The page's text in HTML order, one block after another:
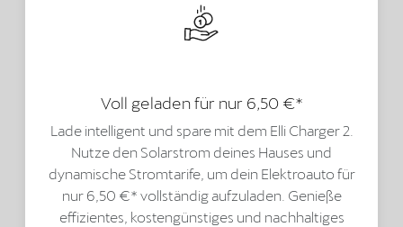
Voll geladen für nur 6,50 €*
Lade intelligent und spare mit dem Elli Charger 2.
Nutze den Solarstrom deines Hauses und
dynamische Stromtarife, um dein Elektroauto für
nur 6,50 €* vollständig aufzuladen. Genieße
effizientes, kostengünstiges und nachhaltiges